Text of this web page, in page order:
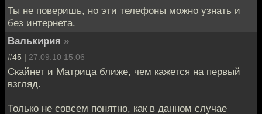
Ты не поверишь, но эти телефоны можно узнать и
без интернета.
Валькирия »
#45 | 27.09.10 15:06
Скайнет и Матрица ближе, чем кажется на первый
взгляд.
Только не совсем понятно, как в данном случае